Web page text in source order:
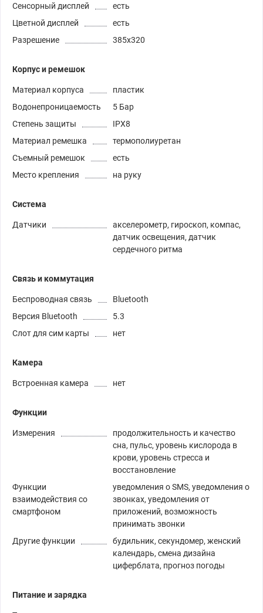
Сенсорный дисплей
есть
Цветной дисплей
есть
Разрешение
385х320
Корпус и ремешок
Материал корпуса
пластик
Водонепроницаемость
5 Бар
Степень защиты
IPX8
Материал ремешка
термополиуретан
Съемный ремешок
есть
Место крепления
на руку
Система
Датчики
акселерометр, гироскоп, компас,
датчик освещения, датчик
сердечного ритма
Связь и коммутация
Беспроводная связь
Bluetooth
Версия Bluetooth
5.3
Слот для сим карты
нет
Камера
Встроенная камера нет
Функции
Измерения
продолжительность и качество
сна, пульс, уровень кислорода в
крови, уровень стресса и
восстановление
Функции
взаимодействия со
смартфоном
уведомления о SMS, уведомления о
звонках, уведомления от
приложений, возможность
принимать звонки
Другие функции
будильник, секундомер, женский
календарь, смена дизайна
циферблата, прогноз погоды
Питание и зарядка